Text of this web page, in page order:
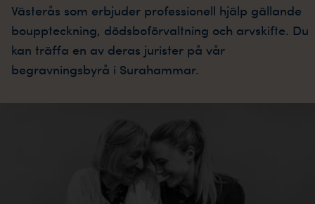
Västerås som erbjuder professionell hjälp gällande
bouppteckning, dödsboförvaltning och arvskifte. Du
kan träffa en av deras jurister på vår
begravningsbyrå i Surahammar.